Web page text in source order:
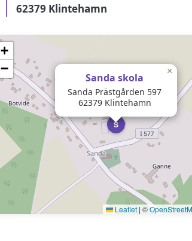
62379 Klintehamn
S
Sanda skola
Sanda Prästgården 597
62379 Klintehamn
×
+
−
Leaflet | ©